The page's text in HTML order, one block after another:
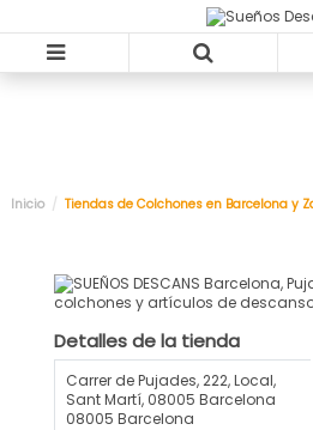
Inicio Tiendas de Colchones en Barcelona y
Detalles de la tienda
Carrer de Pujades, 222, Local,
Sant Martí, 08005 Barcelona
08005 Barcelona